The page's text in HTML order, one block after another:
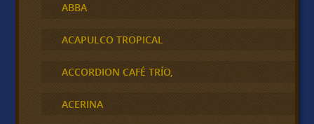
ABBA
ACAPULCO TROPICAL
ACCORDION CAFÉ TRÍO,
ACERINA